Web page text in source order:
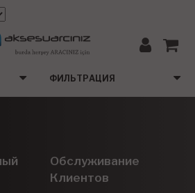
ФИЛЬТРАЦИЯ
Обслуживание
Клиентов